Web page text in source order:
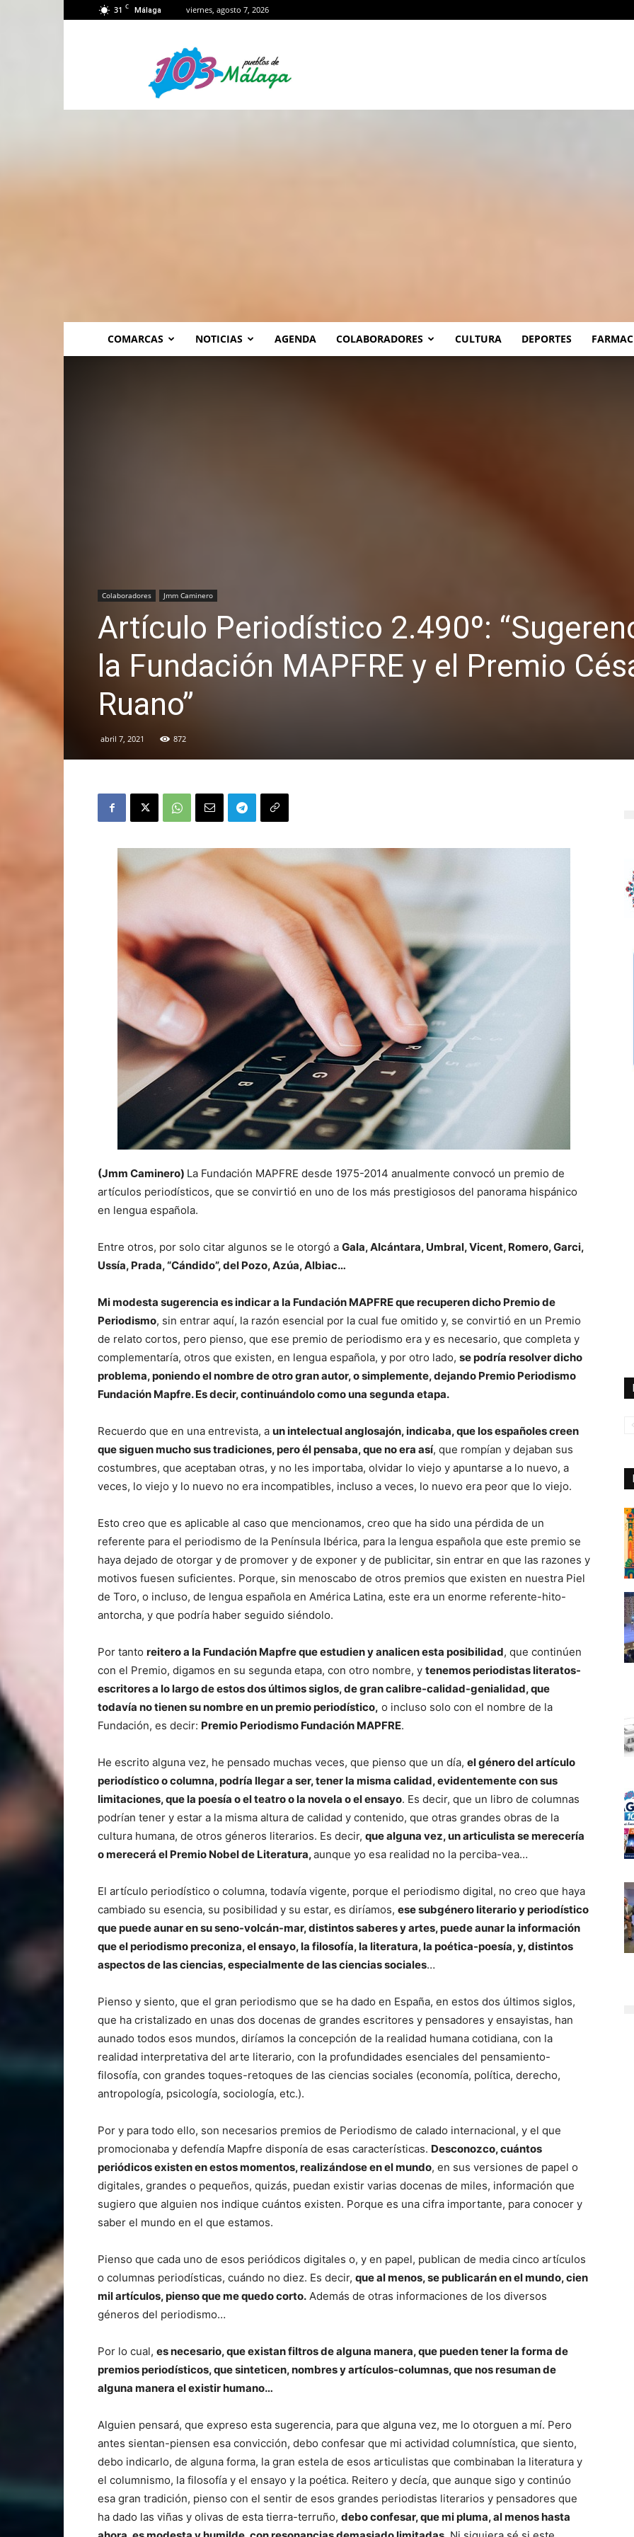
31 C Málaga viernes, agosto 7, 2026
Málaga
COMARCAS NOTICIAS AGENDA COLABORADORES CULTURA DEPORTES
Colaboradores Jmm Caminero
Artículo Periodístico 2.490º:
la Fundación MAPFRE y el Premio
Ruano”
abril 7, 2021 872
(Jmm Caminero) La Fundación MAPFRE desde 1975-2014 anualmente convocó un premio de
artículos periodísticos, que se convirtió en uno de los más prestigiosos del panorama hispánico
en lengua española.
Entre otros, por solo citar algunos se le otorgó a Gala, Alcántara, Umbral, Vicent, Romero, Garci,
Ussía, Prada, “Cándido”, del Pozo, Azúa, Albiac…
Mi modesta sugerencia es indicar a la Fundación MAPFRE que recuperen dicho Premio de
Periodismo, sin entrar aquí, la razón esencial por la cual fue omitido y, se convirtió en un Premio
de relato cortos, pero pienso, que ese premio de periodismo era y es necesario, que completa y
complementaría, otros que existen, en lengua española, y por otro lado, se podría resolver dicho
problema, poniendo el nombre de otro gran autor, o simplemente, dejando Premio Periodismo
Fundación Mapfre. Es decir, continuándolo como una segunda etapa.
Recuerdo que en una entrevista, a un intelectual anglosajón, indicaba, que los españoles creen
que siguen mucho sus tradiciones, pero él pensaba, que no era así, que rompían y dejaban sus
costumbres, que aceptaban otras, y no les importaba, olvidar lo viejo y apuntarse a lo nuevo, a
veces, lo viejo y lo nuevo no era incompatibles, incluso a veces, lo nuevo era peor que lo viejo.
Esto creo que es aplicable al caso que mencionamos, creo que ha sido una pérdida de un
referente para el periodismo de la Península Ibérica, para la lengua española que este premio se
haya dejado de otorgar y de promover y de exponer y de publicitar, sin entrar en que las razones y
motivos fuesen suficientes. Porque, sin menoscabo de otros premios que existen en nuestra Piel
de Toro, o incluso, de lengua española en América Latina, este era un enorme referente-hito-
antorcha, y que podría haber seguido siéndolo.
Por tanto reitero a la Fundación Mapfre que estudien y analicen esta posibilidad, que continúen
con el Premio, digamos en su segunda etapa, con otro nombre, y tenemos periodistas literatos-
escritores a lo largo de estos dos últimos siglos, de gran calibre-calidad-genialidad, que
todavía no tienen su nombre en un premio periodístico, o incluso solo con el nombre de la
Fundación, es decir: Premio Periodismo Fundación MAPFRE.
He escrito alguna vez, he pensado muchas veces, que pienso que un día, el género del artículo
periodístico o columna, podría llegar a ser, tener la misma calidad, evidentemente con sus
limitaciones, que la poesía o el teatro o la novela o el ensayo. Es decir, que un libro de columnas
podrían tener y estar a la misma altura de calidad y contenido, que otras grandes obras de la
cultura humana, de otros géneros literarios. Es decir, que alguna vez, un articulista se merecería
o merecerá el Premio Nobel de Literatura,aunque yo esa realidad no la perciba-vea…
El artículo periodístico o columna, todavía vigente, porque el periodismo digital, no creo que haya
cambiado su esencia, su posibilidad y su estar, es diríamos, ese subgénero literario y periodístico
que puede aunar en su seno-volcán-mar, distintos saberes y artes, puede aunar la información
que el periodismo preconiza, el ensayo, la filosofía, la literatura, la poética-poesía, y, distintos
aspectos de las ciencias, especialmente de las ciencias sociales…
Pienso y siento, que el gran periodismo que se ha dado en España, en estos dos últimos siglos,
que ha cristalizado en unas dos docenas de grandes escritores y pensadores y ensayistas, han
aunado todos esos mundos, diríamos la concepción de la realidad humana cotidiana, con la
realidad interpretativa del arte literario, con la profundidades esenciales del pensamiento-
filosofía, con grandes toques-retoques de las ciencias sociales (economía, política, derecho,
antropología, psicología, sociología, etc.).
Por y para todo ello, son necesarios premios de Periodismo de calado internacional, y el que
promocionaba y defendía Mapfre disponía de esas características. Desconozco, cuántos
periódicos existen en estos momentos, realizándose en el mundo, en sus versiones de papel o
digitales, grandes o pequeños, quizás, puedan existir varias docenas de miles, información que
sugiero que alguien nos indique cuántos existen. Porque es una cifra importante, para conocer y
saber el mundo en el que estamos.
Pienso que cada uno de esos periódicos digitales o, y en papel, publican de media cinco artículos
o columnas periodísticas, cuándo no diez. Es decir, que al menos, se publicarán en el mundo, cien
mil artículos, pienso que me quedo corto. Además de otras informaciones de los diversos
géneros del periodismo…
Por lo cual, es necesario, que existan filtros de alguna manera, que pueden tener la forma de
premios periodísticos, que sinteticen, nombres y artículos-columnas, que nos resuman de
alguna manera el existir humano…
Alguien pensará, que expreso esta sugerencia, para que alguna vez, me lo otorguen a mí. Pero
antes sientan-piensen esa convicción, debo confesar que mi actividad columnística, que siento,
debo indicarlo, de alguna forma, la gran estela de esos articulistas que combinaban la literatura y
el columnismo, la filosofía y el ensayo y la poética. Reitero y decía, que aunque sigo y continúo
esa gran tradición, pienso con el sentir de esos grandes periodistas literarios y pensadores que
ha dado las viñas y olivas de esta tierra-terruño, debo confesar, que mi pluma, al menos hasta